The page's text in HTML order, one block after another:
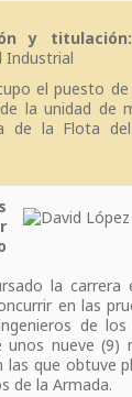
y titulación:
Industrial
el puesto
la unidad de
de la Flota
la carrera
en las
de
nueve (9)
las que obtuve
de la Armada.